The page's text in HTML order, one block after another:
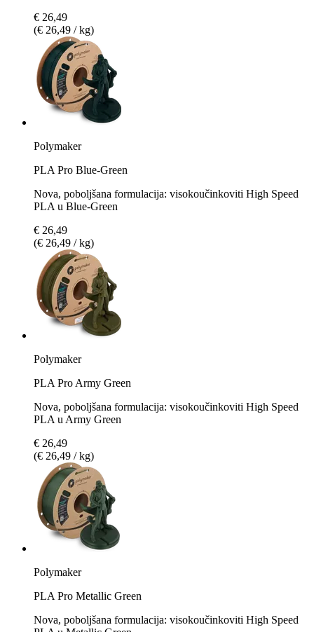
€ 26,49
(€ 26,49 / kg)
Polymaker
PLA Pro Blue-Green
Nova, poboljšana formulacija: visokoučinkoviti High Speed
PLA u Blue-Green
€ 26,49
(€ 26,49 / kg)
Polymaker
PLA Pro Army Green
Nova, poboljšana formulacija: visokoučinkoviti High Speed
PLA u Army Green
€ 26,49
(€ 26,49 / kg)
Polymaker
PLA Pro Metallic Green
Nova, poboljšana formulacija: visokoučinkoviti High Speed